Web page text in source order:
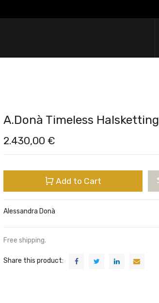
A.Donà Timeless Halsketting
2.430,00 €
Add to Cart
Alessandra Donà
Free shipping.
Share this product: